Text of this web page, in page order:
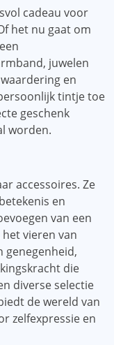
cadeau voor
het nu gaat om
juwelen
en
tintje toe
geschenk
worden.
accessoires. Ze
en
van een
vieren van
genegenheid,
die
diverse selectie
de wereld van
zelfexpressie en